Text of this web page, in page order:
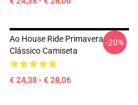
Ao House Ride Primavera
Clássico Camiseta
€ 24,38 - € 28,06
-20%